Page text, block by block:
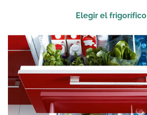
Elegir el frigorífico